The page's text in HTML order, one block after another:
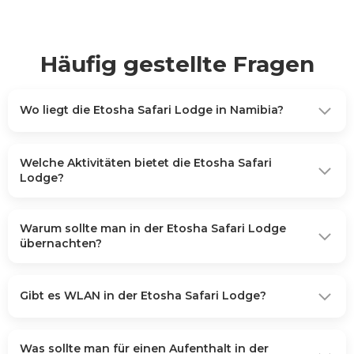
Häufig gestellte Fragen
Wo liegt die Etosha Safari Lodge in Namibia?
Welche Aktivitäten bietet die Etosha Safari
Lodge?
Warum sollte man in der Etosha Safari Lodge
übernachten?
Gibt es WLAN in der Etosha Safari Lodge?
Was sollte man für einen Aufenthalt in der